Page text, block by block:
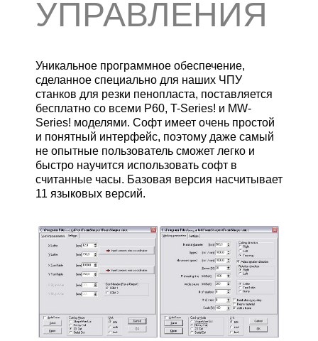
УПРАВЛЕНИЯ
Уникальное программное обеспечение,
сделанное специально для наших ЧПУ
станков для резки пенопласта, поставляется
бесплатно со всеми P60, T-Series! и MW-
Series! моделями. Софт имеет очень простой
и понятный интерфейс, поэтому даже самый
не опытные пользователь сможет легко и
быстро научится использовать софт в
считанные часы. Базовая версия насчитывает
11 языковых версий.